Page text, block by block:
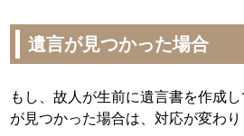
遺言が見つかった場合
もし、故人が生前に遺言書を作成
が見つかった場合は、対応が変わり